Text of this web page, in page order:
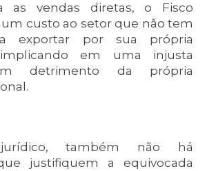
as vendas diretas, o Fisco
custo ao setor que não tem
exportar por sua própria
implicando em uma injusta
detrimento da própria
também não há
justifiquem a equivocada